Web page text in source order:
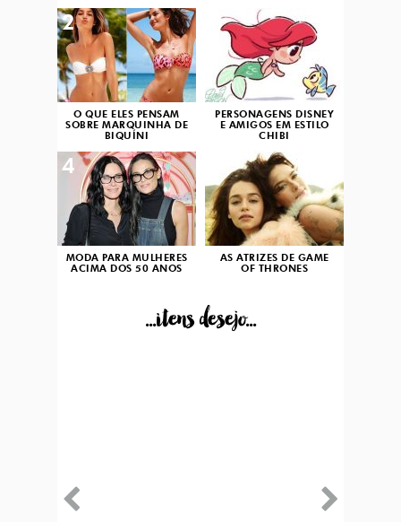
O QUE ELES PENSAM
SOBRE MARQUINHA DE
BIQUÍNI
2
PERSONAGENS DISNEY
E AMIGOS EM ESTILO
CHIBI
3
MODA PARA MULHERES
ACIMA DOS 50 ANOS
4
AS ATRIZES DE GAME
OF THRONES
...itens desejo...